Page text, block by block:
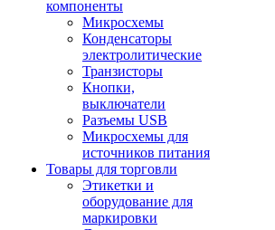
компоненты
Микросхемы
Конденсаторы
электролитические
Транзисторы
Кнопки,
выключатели
Разъемы USB
Микросхемы для
источников питания
Товары для торговли
Этикетки и
оборудование для
маркировки